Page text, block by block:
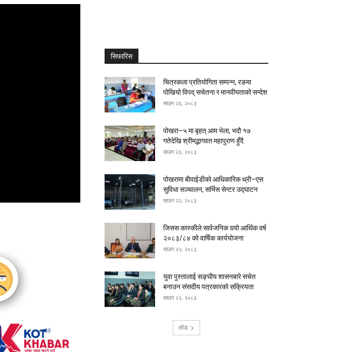
सिफारिस
चित्रकला प्रतियोगिता सम्पन्न, रङमा
पोखियो विपद् सचेतना र मानवीयताको सन्देश
साउन २३, २०८३
पोखरा–५ मा बृहत् आम भेला, भदौ १७
गतेदेखि श्रीमद्भागवत महापुराण हुँदै
साउन २३, २०८३
पोखरामा बीवाईडीको आधिकारिक थ्री–एस
सुविधा सञ्चालन, सर्भिस सेन्टर उद्घाटन
साउन २२, २०८३
जिसस कास्कीले सार्वजनिक गर्‍यो आर्थिक वर्ष
२०८३/८४ को वार्षिक कार्ययोजना
साउन २२, २०८३
युवा पुस्तालाई सङ्घीय शासनबारे सचेत
बनाउन संसदीय पत्रकारको सक्रियता
साउन २२, २०८३
लोड